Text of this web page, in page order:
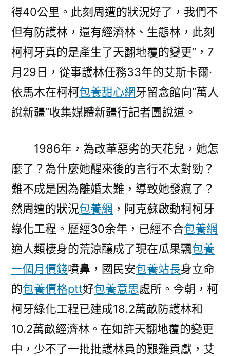
林
員
培
柯
專
包
養
柯
牙
綠
色
古
得40公里。此刻周遭的狀況好了，我們不
但有防護林，還有經濟林、生態林，此刻
柯柯牙真的是產生了天翻地覆的變更”，7
月29日，從事護林任務33年的艾斯卡爾·
依馬木在柯柯包養甜心網牙留念館向“萬人
說新疆”收集媒體新疆行記者團說道。
1986年，為改革惡劣的天花兒，她怎
麼了？為什麼她醒來後的言行不太對勁？
難不成是因為離婚太難，導致她發瘋了？
然周遭的狀況包養網 ，阿克蘇啟動柯柯牙
綠化工程。歷經30余年，已經不合包養網
適人類棲身的荒涼釀成了現在瓜果飄包養
一個月價錢噴鼻，國民安包養站長身立命
的包養價格ptt好包養意思處所。今朝，柯
柯牙綠化工程已建成18.2萬畝防護林和
10.2萬畝經濟林。在如許天翻地覆的變更
中，少不了一批批護林員的艱難貢獻，艾